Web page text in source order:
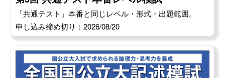
「共通テスト」本番と同じレベル・形式・出題範囲。
申し込み締め切り：2026/08/20